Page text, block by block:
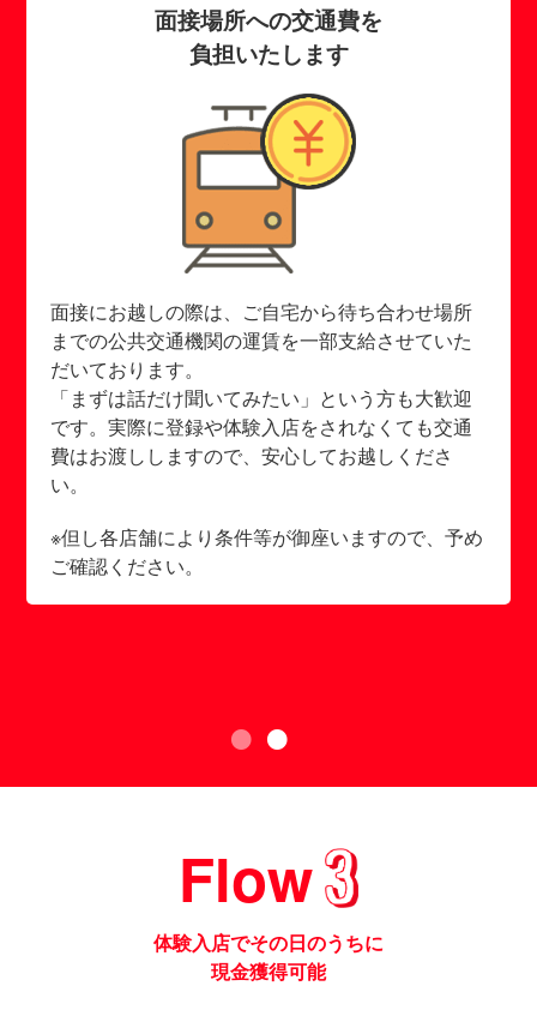
面接場所への交通費を
負担いたします
面接にお越しの際は、ご自宅から待ち合わせ場所
までの公共交通機関の運賃を一部支給させていた
だいております。
「まずは話だけ聞いてみたい」という方も大歓迎
です。実際に登録や体験入店をされなくても交通
費はお渡ししますので、安心してお越しくださ
い。
※但し各店舗により条件等が御座いますので、予め
ご確認ください。
Flow
体験入店でその日のうちに
現金獲得可能